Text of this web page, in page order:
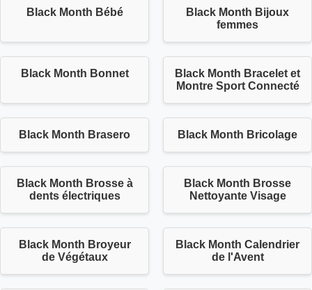
Black Month Bébé
Black Month Bijoux
femmes
Black Month Bonnet
Black Month Bracelet et
Montre Sport Connecté
Black Month Brasero Black Month Bricolage
Black Month Brosse à
dents électriques
Black Month Brosse
Nettoyante Visage
Black Month Broyeur
de Végétaux
Black Month Calendrier
de l'Avent